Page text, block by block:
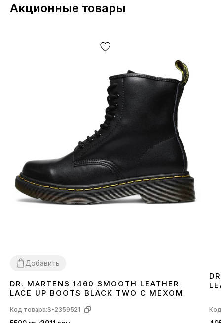
Акционные товары
Добавить
36 373839 404142 43 444546
DR. MARTENS 1460 SMOOTH LEATHER
LACE UP BOOTS BLACK TWO С МЕХОМ
Код товара:S-2359521